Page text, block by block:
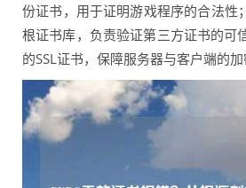
份证书，用于证明游戏程序的合法性
根证书库，负责验证第三方证书的可
的SSL证书，保障服务器与客户端的加